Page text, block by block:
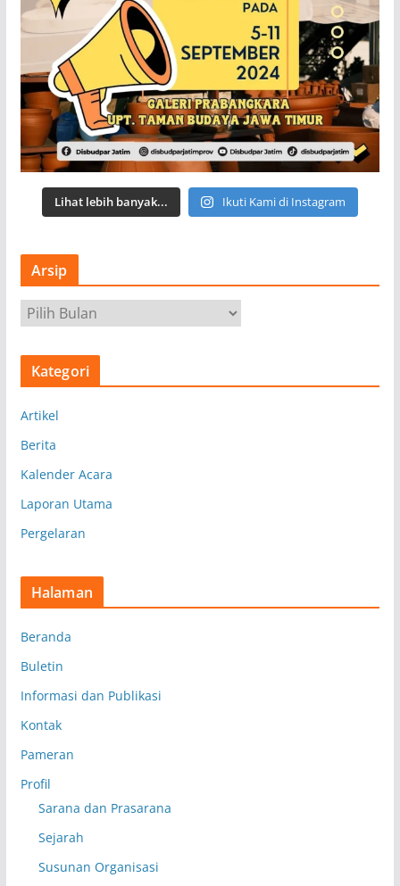
Lihat lebih banyak... Ikuti Kami di Instagram
Arsip
r
s
Kategori
Artikel
Berita
Kalender Acara
Laporan Utama
Pergelaran
Halaman
Beranda
Buletin
Informasi dan Publikasi
Kontak
Pameran
Profil
Sarana dan Prasarana
Sejarah
Susunan Organisasi